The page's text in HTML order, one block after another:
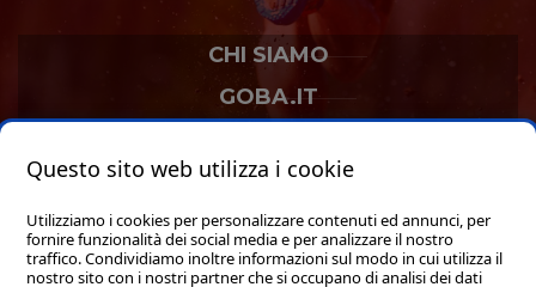
CHI SIAMO
GOBA.IT
Questo sito web utilizza i cookie
Utilizziamo i cookies per personalizzare contenuti ed annunci, per
fornire funzionalità dei social media e per analizzare il nostro
traffico. Condividiamo inoltre informazioni sul modo in cui utilizza il
nostro sito con i nostri partner che si occupano di analisi dei dati